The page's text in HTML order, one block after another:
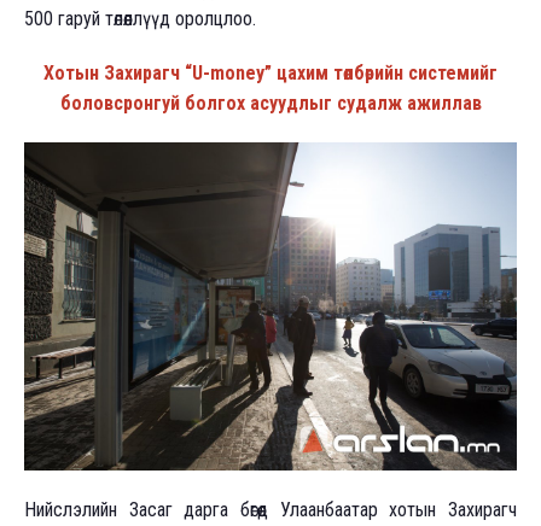
500 гаруй төлөөллүүд оролцлоо.
Хотын Захирагч “U-money” цахим төлбөрийн системийг
боловсронгуй болгох асуудлыг судалж ажиллав
Нийслэлийн Засаг дарга бөгөөд Улаанбаатар хотын Захирагч